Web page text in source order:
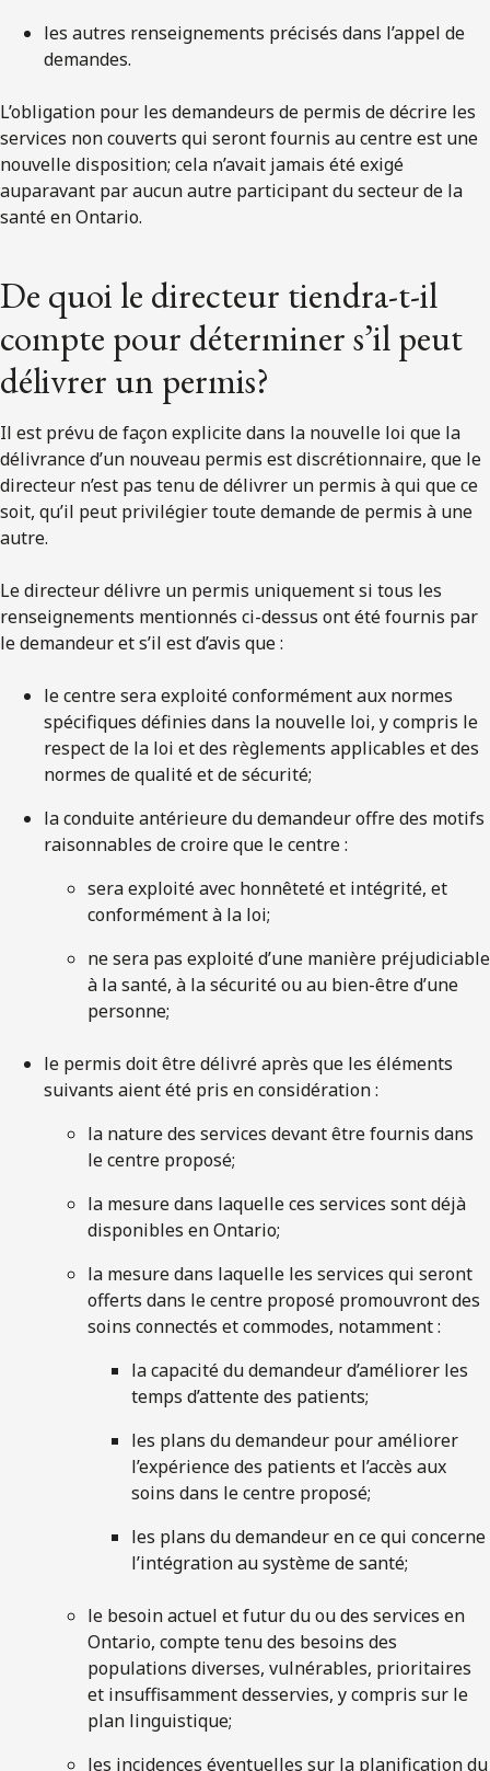
les autres renseignements précisés dans l’appel de
demandes.
L’obligation pour les demandeurs de permis de décrire les
services non couverts qui seront fournis au centre est une
nouvelle disposition; cela n’avait jamais été exigé
auparavant par aucun autre participant du secteur de la
santé en Ontario.
De quoi le directeur tiendra-t-il
compte pour déterminer s’il peut
délivrer un permis?
Il est prévu de façon explicite dans la nouvelle loi que la
délivrance d’un nouveau permis est discrétionnaire, que le
directeur n’est pas tenu de délivrer un permis à qui que ce
soit, qu’il peut privilégier toute demande de permis à une
autre.
Le directeur délivre un permis uniquement si tous les
renseignements mentionnés ci-dessus ont été fournis par
le demandeur et s’il est d’avis que :
le centre sera exploité conformément aux normes
spécifiques définies dans la nouvelle loi, y compris le
respect de la loi et des règlements applicables et des
normes de qualité et de sécurité;
la conduite antérieure du demandeur offre des motifs
raisonnables de croire que le centre :
sera exploité avec honnêteté et intégrité, et
conformément à la loi;
ne sera pas exploité d’une manière préjudiciable
à la santé, à la sécurité ou au bien-être d’une
personne;
le permis doit être délivré après que les éléments
suivants aient été pris en considération :
la nature des services devant être fournis dans
le centre proposé;
la mesure dans laquelle ces services sont déjà
disponibles en Ontario;
la mesure dans laquelle les services qui seront
offerts dans le centre proposé promouvront des
soins connectés et commodes, notamment :
la capacité du demandeur d’améliorer les
temps d’attente des patients;
les plans du demandeur pour améliorer
l’expérience des patients et l’accès aux
soins dans le centre proposé;
les plans du demandeur en ce qui concerne
l’intégration au système de santé;
le besoin actuel et futur du ou des services en
Ontario, compte tenu des besoins des
populations diverses, vulnérables, prioritaires
et insuffisamment desservies, y compris sur le
plan linguistique;
les incidences éventuelles sur la planification du